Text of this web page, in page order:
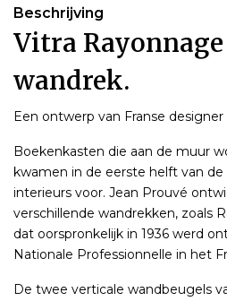
Beschrijving
Vitra
wandrek.
Een ontwerp van Franse designer
Boekenkasten die aan de muur
kwamen in de eerste helft van
interieurs voor. Jean Prouvé
verschillende wandrekken, zoals
dat oorspronkelijk in 1936 werd
Nationale Professionnelle in het
De twee verticale wandbeugels